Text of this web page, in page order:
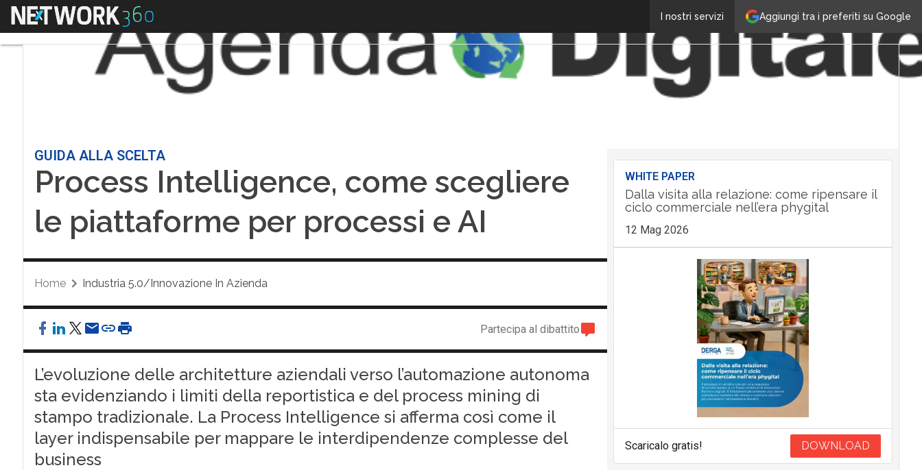
Aggiungi tra i preferiti su Google
I nostri servizi
Menu
GUIDA ALLA SCELTA
Process Intelligence, come scegliere
le piattaforme per processi e AI
Home Industria 5.0/Innovazione In Azienda
Partecipa al dibattito
L’evoluzione delle architetture aziendali verso l’automazione autonoma
sta evidenziando i limiti della reportistica e del process mining di
stampo tradizionale. La Process Intelligence si afferma così come il
layer indispensabile per mappare le interdipendenze complesse del
business
WHITE PAPER
Dalla visita alla relazione: come ripensare il
ciclo commerciale nell’era phygital
12 Mag 2026
Scaricalo gratis! DOWNLOAD